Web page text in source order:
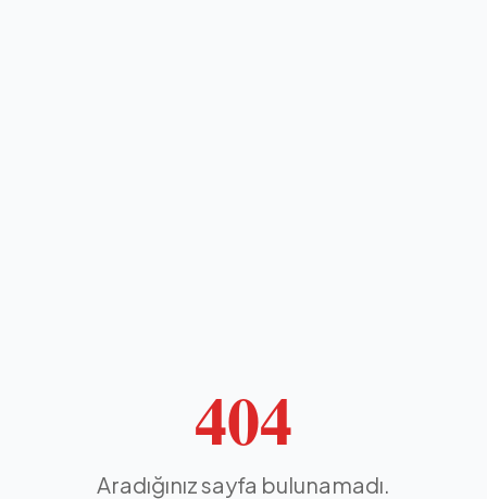
404
Aradığınız sayfa bulunamadı.